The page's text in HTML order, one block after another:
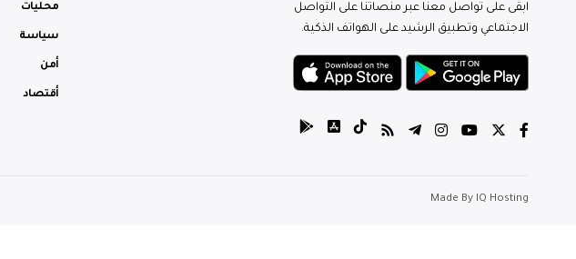
ابقى على تواصل معنا عبر منصاتنا على التواصل
الاجتماعي وتطبيق الرشيد على الهواتف الذكية.
محليات
سياسة
أمن
أقتصاد
Made By IQ Hosting